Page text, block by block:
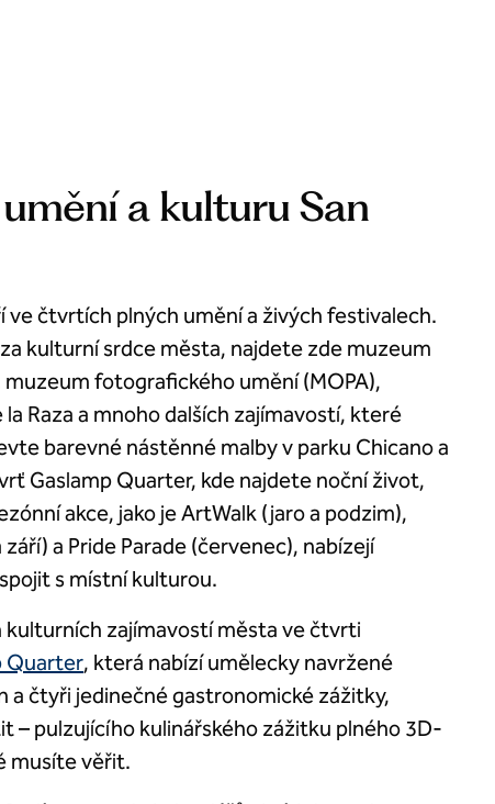
a kulturu San
ve čtvrtích plných umění a živých festivalech.
kulturní srdce města, najdete zde muzeum
muzeum fotografického umění (MOPA),
Raza a mnoho dalších zajímavostí, které
barevné nástěnné malby v parku Chicano a
Gaslamp Quarter, kde najdete noční život,
akce, jako je ArtWalk (jaro a podzim),
a Pride Parade (červenec), nabízejí
s místní kulturou.
zajímavostí města ve čtvrti
Quarter, která nabízí umělecky navržené
a čtyři jedinečné gastronomické zážitky,
– pulzujícího kulinářského zážitku plného 3D-
musíte věřit.